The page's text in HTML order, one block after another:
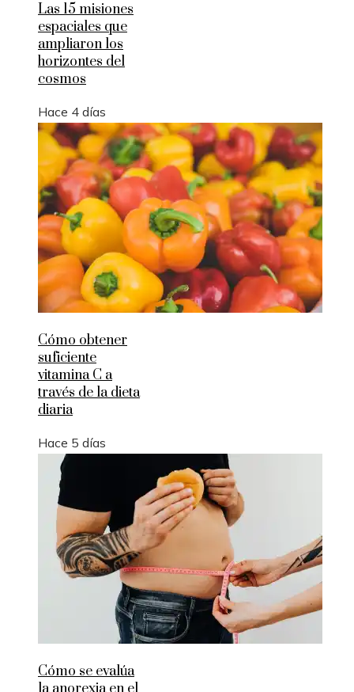
Las 15 misiones
espaciales que
ampliaron los
horizontes del
cosmos
Hace 4 días
Cómo obtener
suficiente
vitamina C a
través de la dieta
diaria
Hace 5 días
Cómo se evalúa